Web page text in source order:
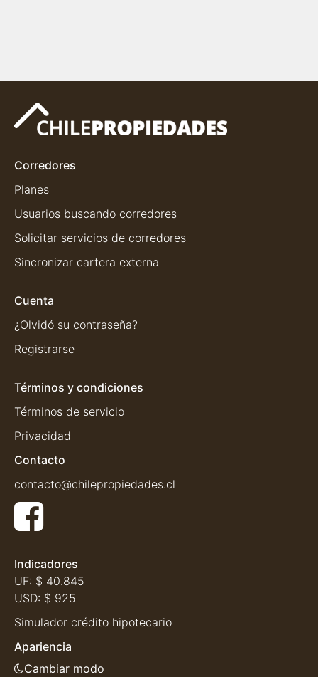
Corredores
Planes
Usuarios buscando corredores
Solicitar servicios de corredores
Sincronizar cartera externa
Cuenta
¿Olvidó su contraseña?
Registrarse
Términos y condiciones
Términos de servicio
Privacidad
Contacto
contacto@chilepropiedades.cl
Indicadores
UF: $ 40.845
USD: $ 925
Simulador crédito hipotecario
Apariencia
Cambiar modo